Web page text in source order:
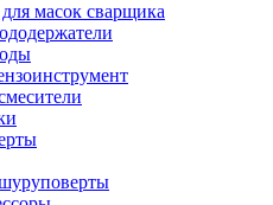
масок сварщика